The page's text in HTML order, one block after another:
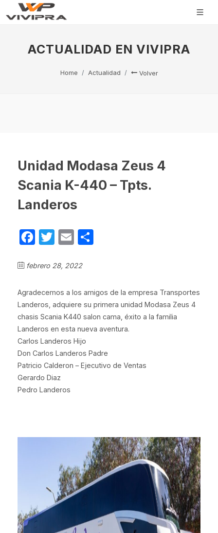
ACTUALIDAD EN VIVIPRA
Home Actualidad Volver
Unidad Modasa Zeus 4
Scania K-440 – Tpts.
Landeros
Facebook
Twitter
Email
febrero 28, 2022
Agradecemos a los amigos de la empresa Transportes
Landeros, adquiere su primera unidad Modasa Zeus 4
chasis Scania K440 salon cama, éxito a la familia
Landeros en esta nueva aventura.
Carlos Landeros Hijo
Don Carlos Landeros Padre
Patricio Calderon – Ejecutivo de Ventas
Gerardo Diaz
Pedro Landeros